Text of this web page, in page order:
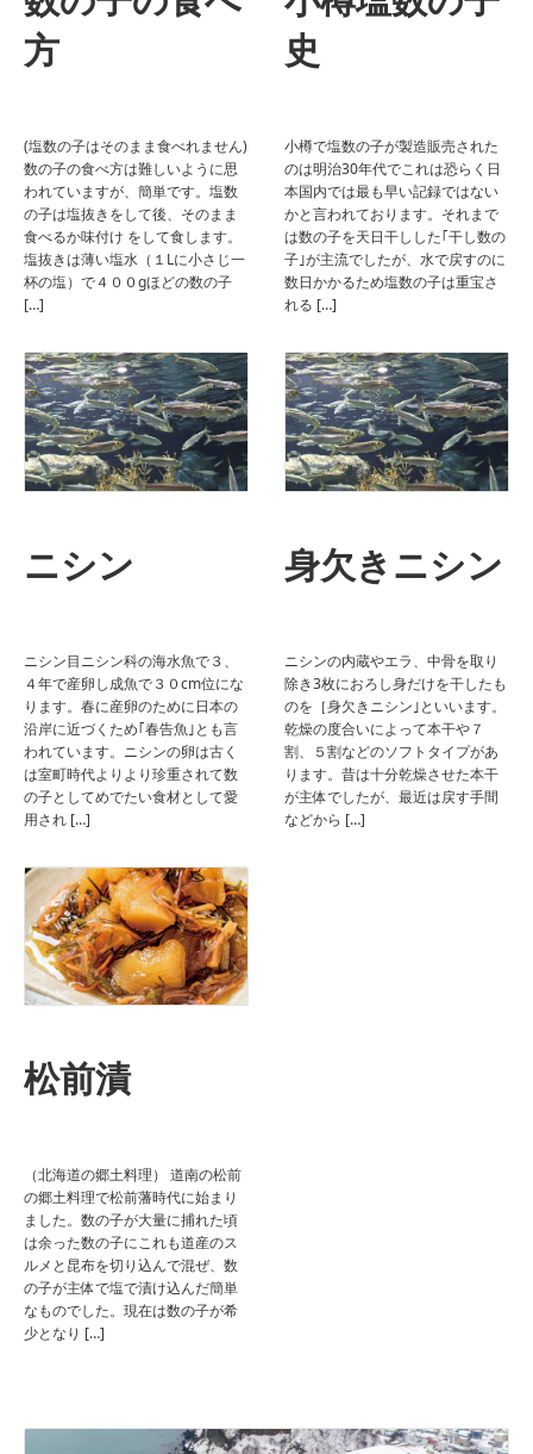
方
(塩数の子はそのまま食べれません)
数の子の食べ方は難しいように思
われていますが、簡単です。塩数
の子は塩抜きをして後、そのまま
食べるか味付け をして食します。
塩抜きは薄い塩水（１Lに小さじ一
杯の塩）で４００gほどの数の子
[…]
史
小樽で塩数の子が製造販売された
のは明治30年代でこれは恐らく日
本国内では最も早い記録ではない
かと言われております。それまで
は数の子を天日干しした｢干し数の
子｣が主流でしたが、水で戻すのに
数日かかるため塩数の子は重宝さ
れる […]
ニシン
ニシン目ニシン科の海水魚で３、
４年で産卵し成魚で３０cm位にな
ります。春に産卵のために日本の
沿岸に近づくため｢春告魚｣とも言
われています。ニシンの卵は古く
は室町時代よりより珍重されて数
の子としてめでたい食材として愛
用され […]
身欠きニシン
ニシンの内蔵やエラ、中骨を取り
除き3枚におろし身だけを干したも
のを［身欠きニシン｣といいます。
乾燥の度合いによって本干や７
割、５割などのソフトタイプがあ
ります。昔は十分乾燥させた本干
が主体でしたが、最近は戻す手間
などから […]
松前漬
（北海道の郷土料理） 道南の松前
の郷土料理で松前藩時代に始まり
ました。数の子が大量に捕れた頃
は余った数の子にこれも道産のス
ルメと昆布を切り込んで混ぜ、数
の子が主体で塩で漬け込んだ簡単
なものでした。現在は数の子が希
少となり […]